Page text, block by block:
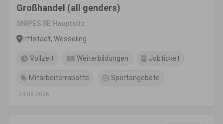
Großhandel (all genders)
SNIPES SE Hauptsitz
Erftstadt, Wesseling
Vollzeit Weiterbildungen Jobticket
Mitarbeiterrabatte Sportangebote
04.08.2026